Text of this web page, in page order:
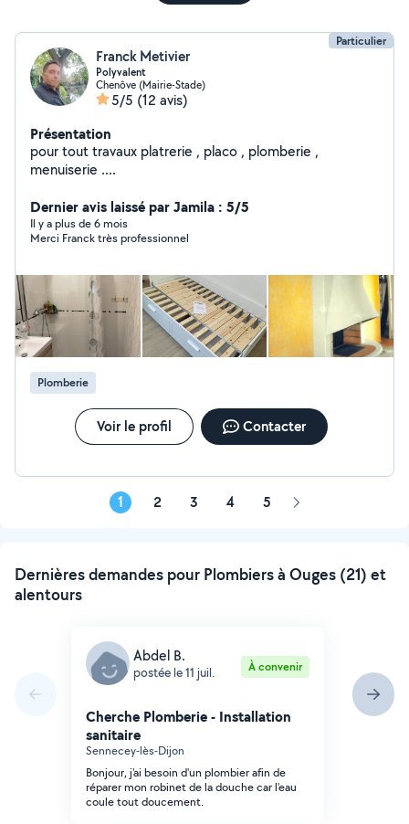
Particulier
Franck Metivier
Polyvalent
Chenôve (Mairie-Stade)
5/5 (12 avis)
Présentation
pour tout travaux platrerie , placo , plomberie ,
menuiserie ....
Dernier avis laissé par Jamila : 5/5
Il y a plus de 6 mois
Merci Franck très professionnel
Plomberie
Voir le profil Contacter
1 2 3 4 5 Page
Dernières demandes pour Plombiers à Ouges (21) et
alentours
Abdel B.
postée le 11 juil. À convenir
Cherche Plomberie - Installation
sanitaire
Sennecey-lès-Dijon
Bonjour, j'ai besoin d'un plombier afin de
réparer mon robinet de la douche car l'eau
coule tout doucement.